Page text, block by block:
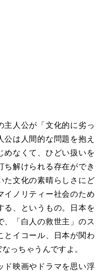
主人公が「文化的に劣っ
は人間的な問題を抱え
めなくて、ひどい扱いを
ち解けられる存在ができ
た文化の素晴らしさにど
イノリティー社会のため
る、というもの。日本を
、「白人の救世主」のス
とイコール、日本が関わ
っちゃうんですよ。
ド映画やドラマを思い浮